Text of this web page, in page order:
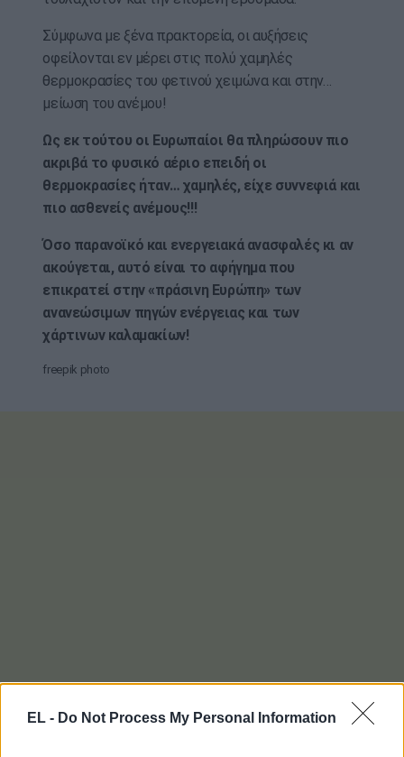
EL - Do Not Process My Personal Information
Σύμφωνα με ξένα πρακτορεία, οι αυξήσεις
οφείλονται εν μέρει στις πολύ χαμηλές
θερμοκρασίες του φετινού χειμώνα και στην…
μείωση του ανέμου!
Ως εκ τούτου οι Ευρωπαίοι θα πληρώσουν πιο
ακριβά το φυσικό αέριο επειδή οι
θερμοκρασίες ήταν… χαμηλές, είχε συννεφιά και
πιο ασθενείς ανέμους!!!
Όσο παρανοϊκό και ενεργειακά ανασφαλές κι αν
ακούγεται, αυτό είναι το αφήγημα που
επικρατεί στην «πράσινη Ευρώπη» των
ανανεώσιμων πηγών ενέργειας και των
χάρτινων καλαμακίων!
freepik photo